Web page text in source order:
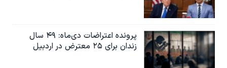
پرونده اعتراضات دی‌ماه: ۴۹ سال
زندان برای ۲۵ معترض در اردبیل